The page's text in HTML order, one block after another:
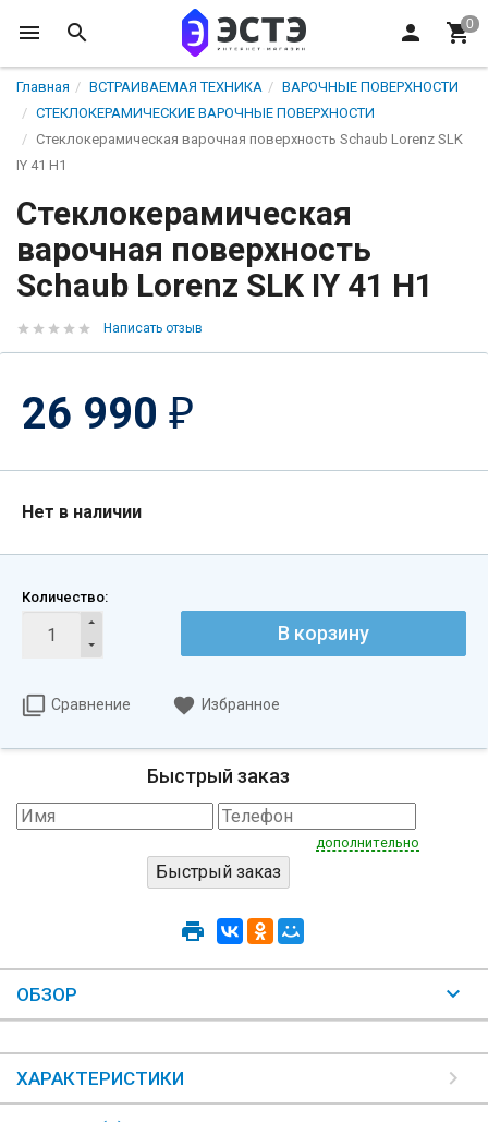
Главная ВСТРАИВАЕМАЯ ТЕХНИКА
ВАРОЧНЫЕ ПОВЕРХНОСТИ
СТЕКЛОКЕРАМИЧЕСКИЕ ВАРОЧНЫЕ ПОВЕРХНОСТИ
Стеклокерамическая варочная поверхность Schaub Lorenz SLK
IY 41 H1
Стеклокерамическая
варочная поверхность
Schaub Lorenz SLK IY 41 H1
Написать отзыв
26 990 ₽
Нет в наличии
Количество:
В корзину
Сравнение Избранное
Быстрый заказ
дополнительно
ОБЗОР
ХАРАКТЕРИСТИКИ